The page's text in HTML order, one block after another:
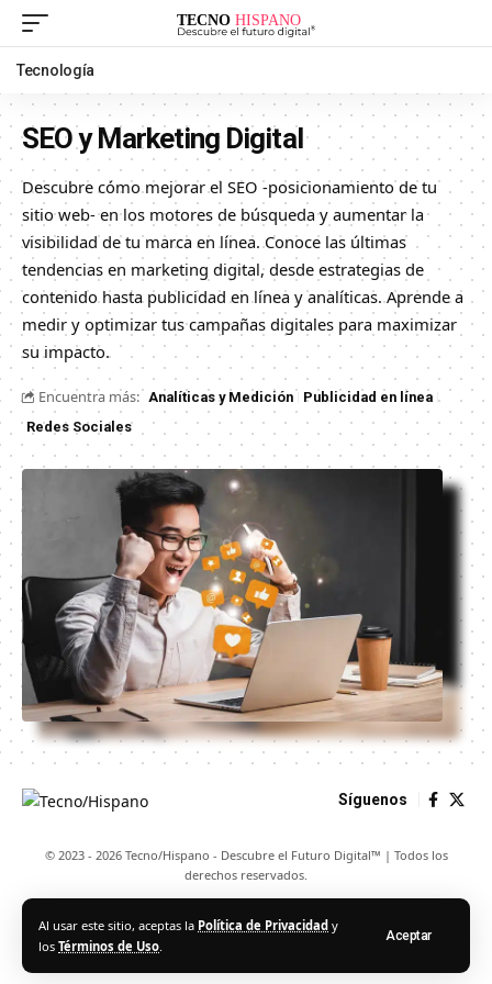
Al usar este sitio, aceptas la Política de Privacidad y
los Términos de Uso.
Aceptar
Tecnología
SEO y Marketing Digital
Descubre cómo mejorar el SEO -posicionamiento de tu
sitio web- en los motores de búsqueda y aumentar la
visibilidad de tu marca en línea. Conoce las últimas
tendencias en marketing digital, desde estrategias de
contenido hasta publicidad en línea y analíticas. Aprende a
medir y optimizar tus campañas digitales para maximizar
su impacto.
Encuentra más: Analíticas y Medición
Publicidad en línea
Redes Sociales
Síguenos
© 2023 - 2026 Tecno/Hispano - Descubre el Futuro Digital™ | Todos los
derechos reservados.